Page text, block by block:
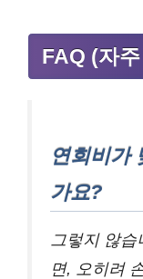
FAQ (자
연회비가
가요?
그렇지 않
면, 오히려